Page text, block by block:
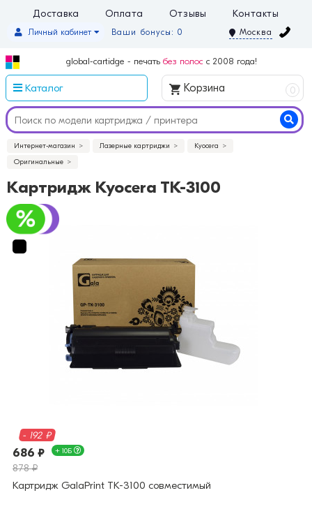
Доставка Оплата Отзывы Контакты
Ваши бонусы: 0
Личный кабинет Москва
global-cartidge - печать без полос с 2008 года!
Каталог Корзина 0
Интернет-магазин Лазерные картриджи
Kyocera
Оригинальные
Картридж Kyocera TK-3100
- 192 ₽
686 ₽ + 10Б
878 ₽
Картридж GalaPrint TK-3100 совместимый